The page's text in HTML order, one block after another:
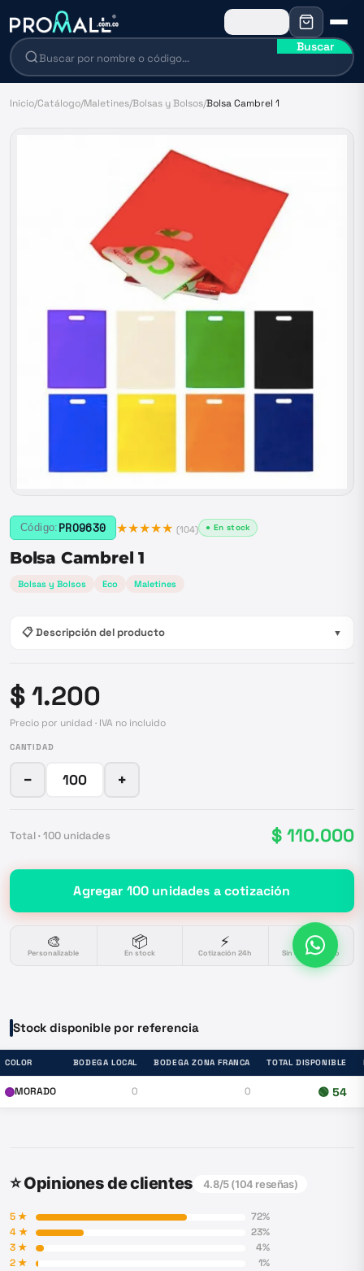
Buscar
Inicio/Catálogo/Maletines/Bolsas y Bolsos/Bolsa Cambrel 1
Código: PRO9630 ★★★★★ (104) ● En stock
Bolsa Cambrel 1
Bolsas y Bolsos Eco Maletines
📋 Descripción del producto ▼
$ 1.200
Precio por unidad · IVA no incluido
CANTIDAD
− +
Total · 100 unidades $ 110.000
Agregar 100 unidades a cotización
🎨
Personalizable
📦
En stock
⚡
Cotización 24h
🔒
Sin compromiso
Stock disponible por referencia
COLOR BODEGA LOCAL BODEGA ZONA FRANCA TOTAL DISPONIBLE
MORADO 0 0 🟢 54
⭐ Opiniones de clientes 4.8/5 (104 reseñas)
5★ 72%
4★ 23%
3★ 4%
2★ 1%